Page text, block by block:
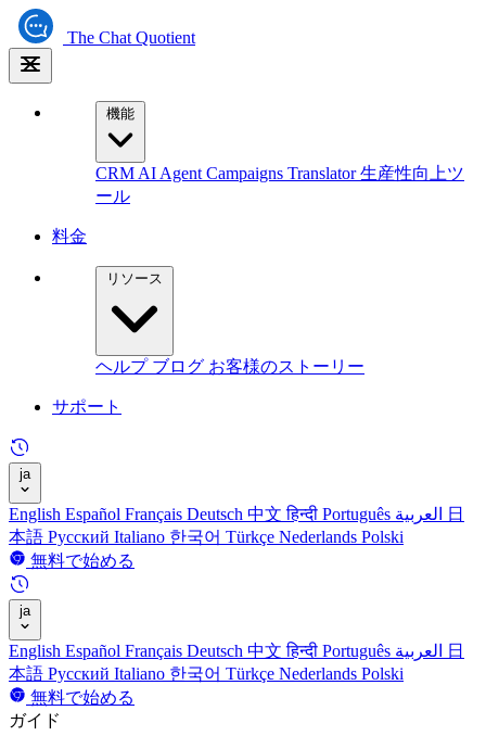
The Chat Quotient
機能
CRM AI Agent Campaigns Translator生産性向上ツ
ール
料金
リソース
ヘルプ ブログ お客様のストーリー
サポート
ja
English Español Français Deutsch 中文हिन्दी Português
日
本語 Русский Italiano 한국어 Türkçe Nederlands Polski
無料で始める
ja
English Español Français Deutsch 中文हिन्दी Português
日
本語 Русский Italiano 한국어 Türkçe Nederlands Polski
無料で始める
ガイド